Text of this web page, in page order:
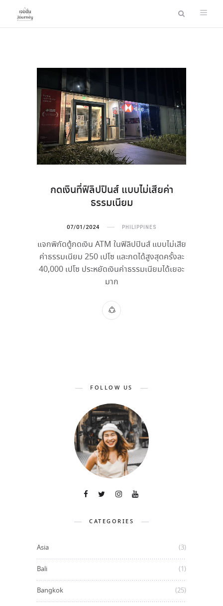
กดเงินที่ฟิลิปปินส์ แบบไม่เสียค่า
ธรรมเนียม
07/01/2024 PHILIPPINES
แจกพิกัดตู้กดเงิน ATM ในฟิลิปปินส์ แบบไม่เสีย
ค่าธรรมเนียม 250 เปโซ และกดได้สูงสุดครั้งละ
40,000 เปโซ ประหยัดเงินค่าธรรมเนียมได้เยอะ
มาก
FOLLOW US
CATEGORIES
Asia (3)
Bali (1)
Bangkok (25)